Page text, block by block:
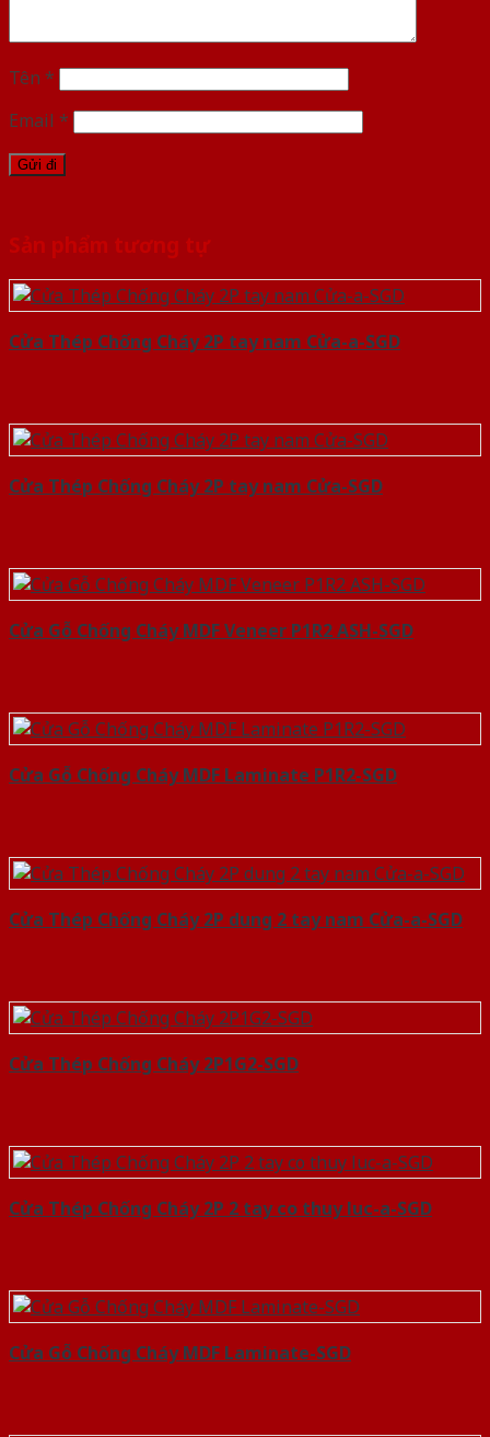
Tên *
Email *
Sản phẩm tương tự
Cửa Thép Chống Cháy 2P tay nam Cửa-a-SGD
Cửa Thép Chống Cháy 2P tay nam Cửa-SGD
Cửa Gỗ Chống Cháy MDF Veneer P1R2 ASH-SGD
Cửa Gỗ Chống Cháy MDF Laminate P1R2-SGD
Cửa Thép Chống Cháy 2P dung 2 tay nam Cửa-a-SGD
Cửa Thép Chống Cháy 2P1G2-SGD
Cửa Thép Chống Cháy 2P 2 tay co thuy luc-a-SGD
Cửa Gỗ Chống Cháy MDF Laminate-SGD